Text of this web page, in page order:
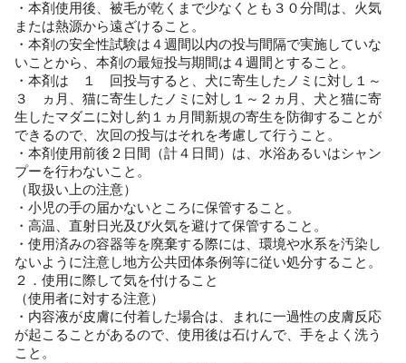
・本剤使用後、被毛が乾くまで少なくとも３０分間は、火気
または熱源から遠ざけること。
・本剤の安全性試験は４週間以内の投与間隔で実施していな
いことから、本剤の最短投与期間は４週間とすること。
・本剤は １ 回投与すると、犬に寄生したノミに対し１～
３ ヵ月、猫に寄生したノミに対し１～２ヵ月、犬と猫に寄
生したマダニに対し約１ヵ月間新規の寄生を防御することが
できるので、次回の投与はそれを考慮して行うこと。
・本剤使用前後２日間（計４日間）は、水浴あるいはシャン
プーを行わないこと。
（取扱い上の注意）
・小児の手の届かないところに保管すること。
・高温、直射日光及び火気を避けて保管すること。
・使用済みの容器等を廃棄する際には、環境や水系を汚染し
ないように注意し地方公共団体条例等に従い処分すること。
２．使用に際して気を付けること
（使用者に対する注意）
・内容液が皮膚に付着した場合は、まれに一過性の皮膚反応
が起こることがあるので、使用後は石けんで、手をよく洗う
こと。